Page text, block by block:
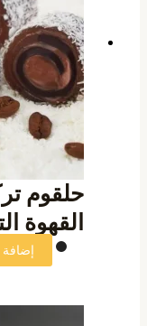
حلقوم
القهوة
إضافة